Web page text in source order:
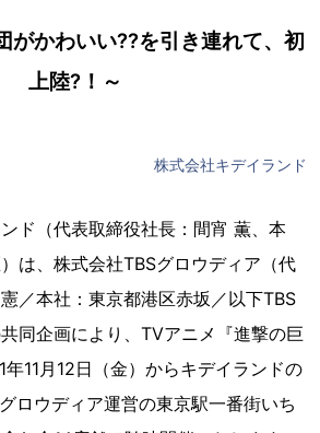
がかわいい??を引き連れて、初
上陸?！～
株式会社キデイランド
ド（代表取締役社長：間宵 薫、本
は、株式会社TBSグロウディア（代
／本社：東京都港区赤坂／以下TBS
同企画により、TVアニメ『進撃の巨
11月12日（金）からキデイランドの
ロウディア運営の東京駅一番街いち